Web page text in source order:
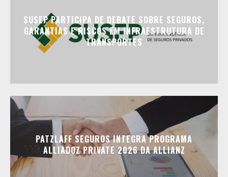
SUSEP PARTICIPA DE DEBATE SOBRE SEGUROS,
GARANTIAS E RISCOS EM INFRAESTRUTURA DE
TRANSPORTES
PATZLAFF SEGUROS INTEGRA PROGRAMA
ALLIADOZ PRIVATE 2026 DA ALLIANZ